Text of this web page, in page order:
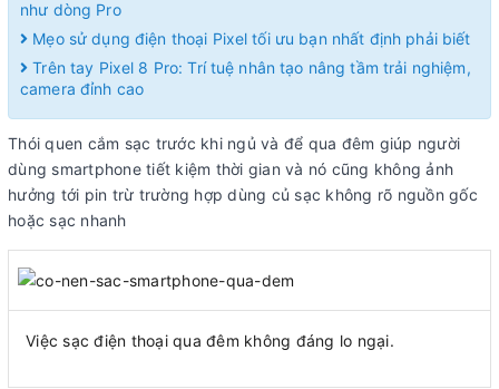
như dòng Pro
Mẹo sử dụng điện thoại Pixel tối ưu bạn nhất định phải biết
Trên tay Pixel 8 Pro: Trí tuệ nhân tạo nâng tầm trải nghiệm,
camera đỉnh cao
Thói quen cắm sạc trước khi ngủ và để qua đêm giúp người
dùng smartphone tiết kiệm thời gian và nó cũng không ảnh
hưởng tới pin trừ trường hợp dùng củ sạc không rõ nguồn gốc
hoặc sạc nhanh
Việc sạc điện thoại qua đêm không đáng lo ngại.